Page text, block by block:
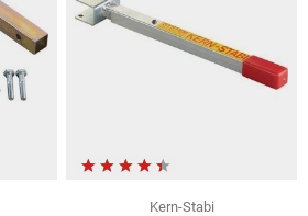
Kern-Stabi